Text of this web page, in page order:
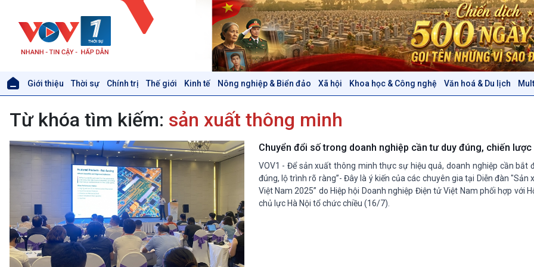
Giới thiệu Thời sự Chính trị Thế giới Kinh tế Nông nghiệp & Biển đảo Xã hội Khoa học & Công nghệ Văn hoá & Du lịch
Thời sự 6h
Thời sự 18h
Thời sự 21h30
Bản tin
Chuyên mục
Theo dòng Thời sự
Tin Chính trị
Chính phủ với người dân
Quốc hội với cử tri
Xây dựng đảng
Đảng trong cuộc sống
Nhận diện sự thật
Pháp luật và đời sống
Hồ sơ sự kiện quốc tế
Thế giới & Việt Nam
Biên cương - Một dải vững
bền
Xã hội
Tin Đời sống & Xã hội
Khoa học & Công nghệ
Tin Khoa học & Công nghệ
Từ khóa tìm kiếm: sản xuất thông minh
Chuyển đổi số trong doanh nghiệp cần tư duy đúng, chiến lược
VOV1 - Để sản xuất thông minh thực sự hiệu quả, doanh nghiệp cần bắt
đúng, lộ trình rõ ràng”- Đây là ý kiến của các chuyên gia tại Diễn đàn "Sản
Việt Nam 2025” do Hiệp hội Doanh nghiệp Điện tử Việt Nam phối hợp với
chủ lực Hà Nội tổ chức chiều (16/7).